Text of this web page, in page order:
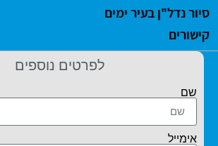
סיור נדל"ן בעיר ימים
קישורים
לפרטים נוספים
שם
אימייל